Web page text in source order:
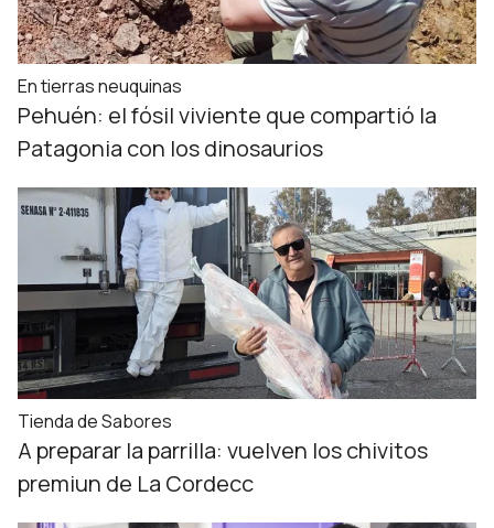
En tierras neuquinas
Pehuén: el fósil viviente que compartió la
Patagonia con los dinosaurios
Tienda de Sabores
A preparar la parrilla: vuelven los chivitos
premiun de La Cordecc